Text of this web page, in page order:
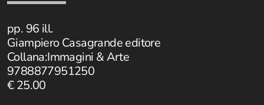
pp. 96 ill.
Giampiero Casagrande editore
Collana:Immagini & Arte
9788877951250
€ 25.00
Libella
Maestri della Pietra